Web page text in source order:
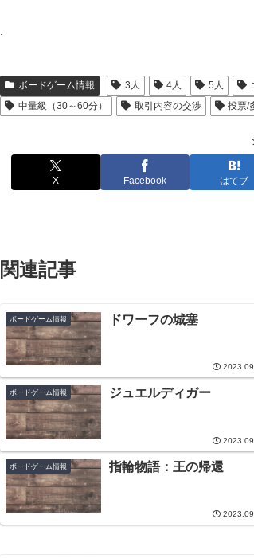
.
ボードゲーム情報 3人 4人 5人
中量級（30～60分）
取引内容の交渉 投票/
X Facebook はてブ
関連記事
ボードゲーム情報 ドワーフの城塞
ボードゲーム情報 ジュエルディガー
ボードゲーム情報 指輪物語：王の帰還